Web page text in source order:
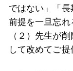
ではない」「
前提を一旦忘れ
（２）先生が
して改めてご提